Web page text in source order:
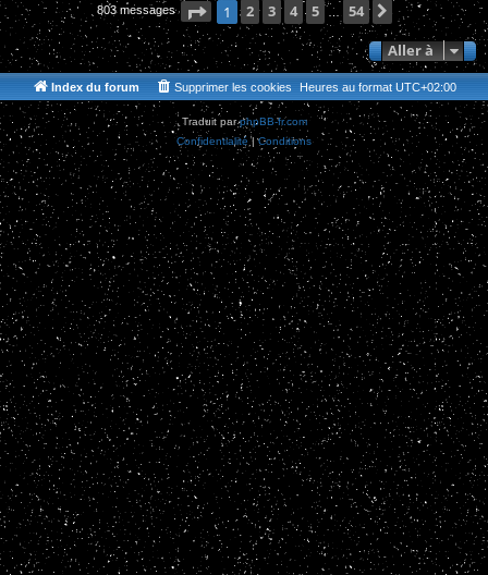
803 messages Page 1sur 54
1 2 3 4 5 … 54
Suivante
Aller à
Index du forum Heures au format UTC+02:00
Supprimer les cookies
Traduit parphpBB-fr.com
Confidentialité |Conditions